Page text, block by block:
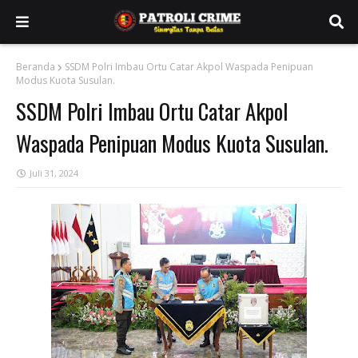
Beranda
SSDM Polri Imbau Ortu Catar Akpol Waspada Penipuan
Modus Kuota Susulan.
SSDM Polri Imbau Ortu Catar Akpol
Waspada Penipuan Modus Kuota Susulan.
Juli 31, 2024